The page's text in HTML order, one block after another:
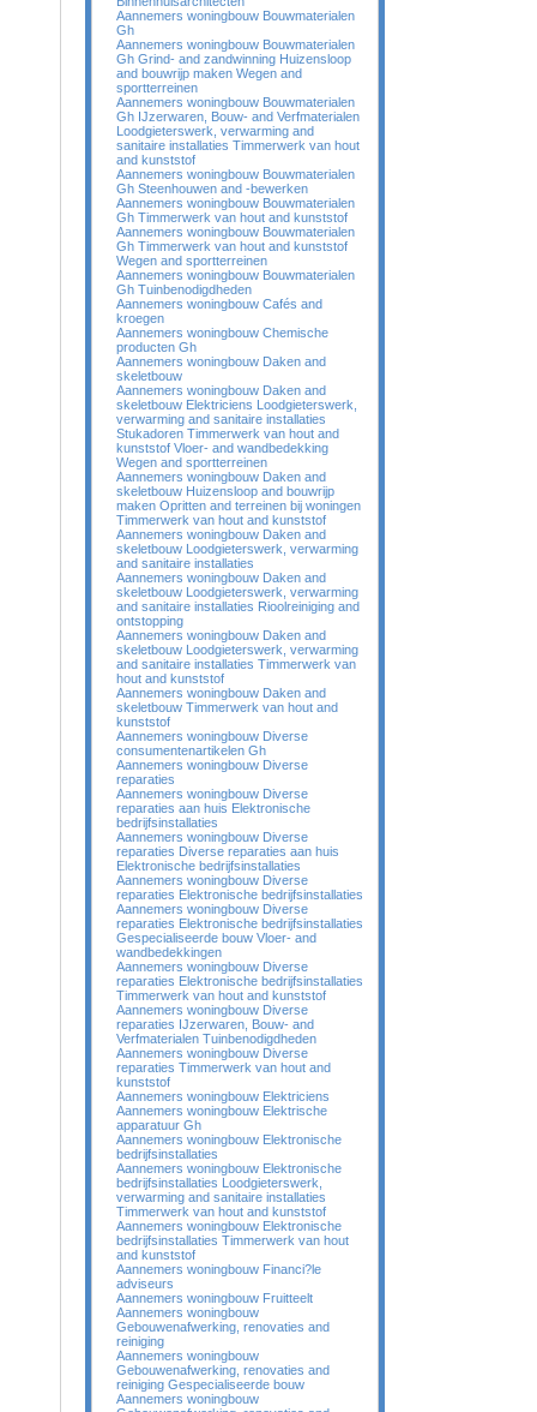
Aannemers woningbouw Bouwmaterialen
Gh
Aannemers woningbouw Bouwmaterialen
Gh Grind- and zandwinning Huizensloop
and bouwrijp maken Wegen and
sportterreinen
Aannemers woningbouw Bouwmaterialen
Gh IJzerwaren, Bouw- and Verfmaterialen
Loodgieterswerk, verwarming and
sanitaire installaties Timmerwerk van hout
and kunststof
Aannemers woningbouw Bouwmaterialen
Gh Steenhouwen and -bewerken
Aannemers woningbouw Bouwmaterialen
Gh Timmerwerk van hout and kunststof
Aannemers woningbouw Bouwmaterialen
Gh Timmerwerk van hout and kunststof
Wegen and sportterreinen
Aannemers woningbouw Bouwmaterialen
Gh Tuinbenodigdheden
Aannemers woningbouw Cafés and
kroegen
Aannemers woningbouw Chemische
producten Gh
Aannemers woningbouw Daken and
skeletbouw
Aannemers woningbouw Daken and
skeletbouw Elektriciens Loodgieterswerk,
verwarming and sanitaire installaties
Stukadoren Timmerwerk van hout and
kunststof Vloer- and wandbedekking
Wegen and sportterreinen
Aannemers woningbouw Daken and
skeletbouw Huizensloop and bouwrijp
maken Opritten and terreinen bij woningen
Timmerwerk van hout and kunststof
Aannemers woningbouw Daken and
skeletbouw Loodgieterswerk, verwarming
and sanitaire installaties
Aannemers woningbouw Daken and
skeletbouw Loodgieterswerk, verwarming
and sanitaire installaties Rioolreiniging and
ontstopping
Aannemers woningbouw Daken and
skeletbouw Loodgieterswerk, verwarming
and sanitaire installaties Timmerwerk van
hout and kunststof
Aannemers woningbouw Daken and
skeletbouw Timmerwerk van hout and
kunststof
Aannemers woningbouw Diverse
consumentenartikelen Gh
Aannemers woningbouw Diverse
reparaties
Aannemers woningbouw Diverse
reparaties aan huis Elektronische
bedrijfsinstallaties
Aannemers woningbouw Diverse
reparaties Diverse reparaties aan huis
Elektronische bedrijfsinstallaties
Aannemers woningbouw Diverse
reparaties Elektronische bedrijfsinstallaties
Aannemers woningbouw Diverse
reparaties Elektronische bedrijfsinstallaties
Gespecialiseerde bouw Vloer- and
wandbedekkingen
Aannemers woningbouw Diverse
reparaties Elektronische bedrijfsinstallaties
Timmerwerk van hout and kunststof
Aannemers woningbouw Diverse
reparaties IJzerwaren, Bouw- and
Verfmaterialen Tuinbenodigdheden
Aannemers woningbouw Diverse
reparaties Timmerwerk van hout and
kunststof
Aannemers woningbouw Elektriciens
Aannemers woningbouw Elektrische
apparatuur Gh
Aannemers woningbouw Elektronische
bedrijfsinstallaties
Aannemers woningbouw Elektronische
bedrijfsinstallaties Loodgieterswerk,
verwarming and sanitaire installaties
Timmerwerk van hout and kunststof
Aannemers woningbouw Elektronische
bedrijfsinstallaties Timmerwerk van hout
and kunststof
Aannemers woningbouw Financi?le
adviseurs
Aannemers woningbouw Fruitteelt
Aannemers woningbouw
Gebouwenafwerking, renovaties and
reiniging
Aannemers woningbouw
Gebouwenafwerking, renovaties and
reiniging Gespecialiseerde bouw
Aannemers woningbouw